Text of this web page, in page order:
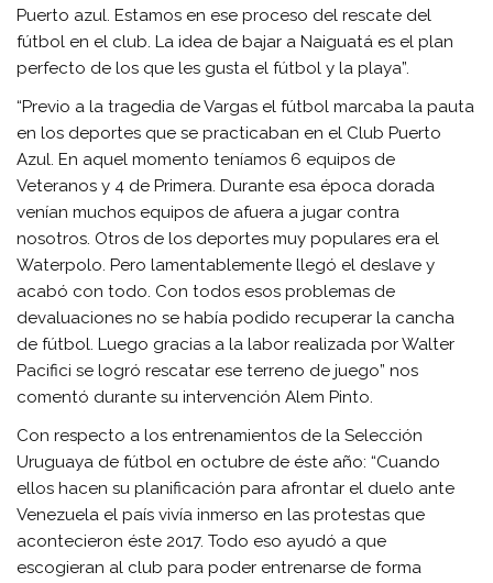
Puerto azul. Estamos en ese proceso del rescate del
fútbol en el club. La idea de bajar a Naiguatá es el plan
perfecto de los que les gusta el fútbol y la playa”.
“Previo a la tragedia de Vargas el fútbol marcaba la pauta
en los deportes que se practicaban en el Club Puerto
Azul. En aquel momento teníamos 6 equipos de
Veteranos y 4 de Primera. Durante esa época dorada
venían muchos equipos de afuera a jugar contra
nosotros. Otros de los deportes muy populares era el
Waterpolo. Pero lamentablemente llegó el deslave y
acabó con todo. Con todos esos problemas de
devaluaciones no se había podido recuperar la cancha
de fútbol. Luego gracias a la labor realizada por Walter
Pacifici se logró rescatar ese terreno de juego” nos
comentó durante su intervención Alem Pinto.
Con respecto a los entrenamientos de la Selección
Uruguaya de fútbol en octubre de éste año: “Cuando
ellos hacen su planificación para afrontar el duelo ante
Venezuela el país vivía inmerso en las protestas que
acontecieron éste 2017. Todo eso ayudó a que
escogieran al club para poder entrenarse de forma